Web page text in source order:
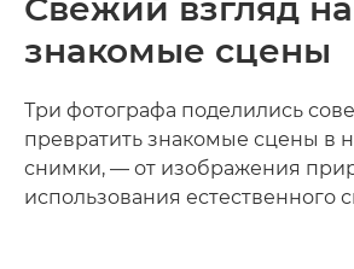
Свежий взгляд на
знакомые сцены
Три фотографа поделились
превратить знакомые сцены в
снимки, — от изображения
использования естественного